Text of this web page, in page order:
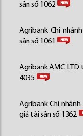
sản số 1062
Agribank Chi
sản số 1061
Agribank AMC
4035
Agribank Chi
giá tài sản số 1362